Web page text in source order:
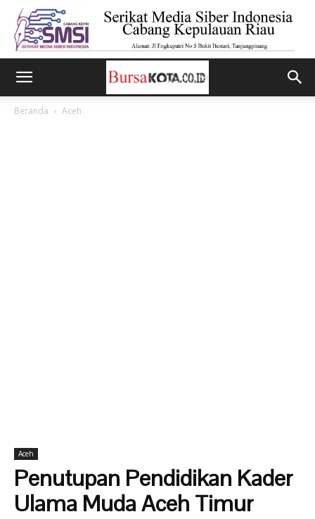
Beranda Aceh
Aceh
Penutupan Pendidikan Kader
Ulama Muda Aceh Timur